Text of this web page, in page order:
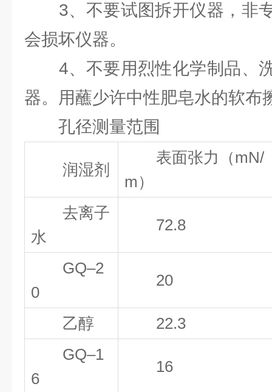
3、不要试图拆开仪器，非
会损坏仪器。
4、不要用烈性化学制品、
器。用蘸少许中性肥皂水的软布
孔径测量范围
润湿剂
表面张力（mN/
m）
去离子
水
72.8
GQ–2
0
20
乙醇
22.3
GQ–1
6
16